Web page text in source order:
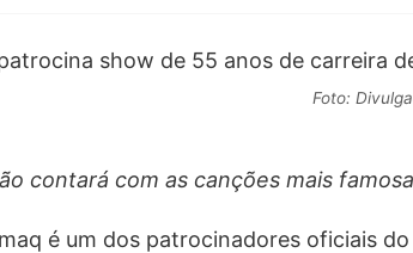
Foto:
contará com as canções mais
é um dos patrocinadores oficiais